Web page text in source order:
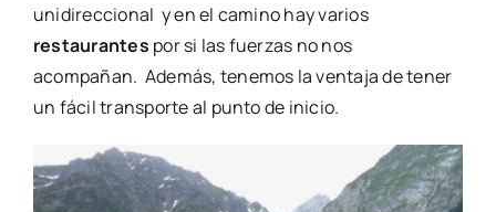
unidireccional y en el camino hay varios
restaurantes por si las fuerzas no nos
acompañan. Además, tenemos la ventaja de tener
un fácil transporte al punto de inicio.